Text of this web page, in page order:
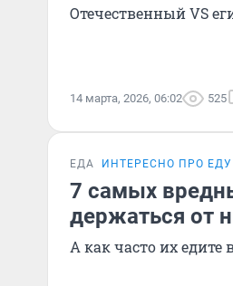
Отечественный VS
14 марта, 2026, 06:02 525
ЕДА ИНТЕРЕСНО ПРО ЕДУ
7 самых
держаться от
А как часто их едите